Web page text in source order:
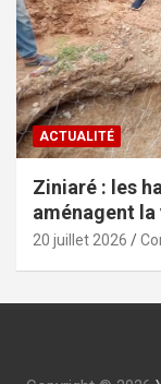
ACTUALITÉ
Ziniaré : les
aménagent la
20 juillet 2026